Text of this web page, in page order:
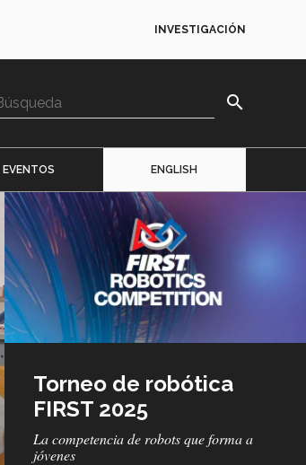
INVESTIGACIÓN
search
EVENTOS ENGLISH
Imagen
o
logo
Torneo de robótica
FIRST 2025
Subtítulo
La competencia de robots que forma a
jóvenes